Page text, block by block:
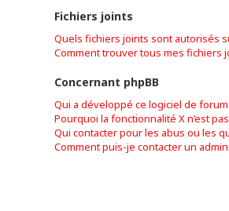
Fichiers joints
Quels fichiers joints sont autorisés
Comment trouver tous mes fichiers
Concernant phpBB
Qui a développé ce logiciel de forum
Pourquoi la fonctionnalité X n’est
Qui contacter pour les abus ou les
Comment puis-je contacter un